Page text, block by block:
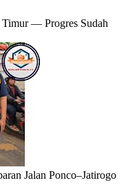
— Progres Sudah
Jalan Ponco–Jatirogo